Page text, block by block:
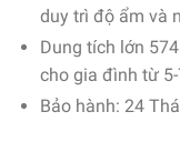
duy trì độ ẩm và
Dung tích lớn
cho gia đình từ
Bảo hành: 24